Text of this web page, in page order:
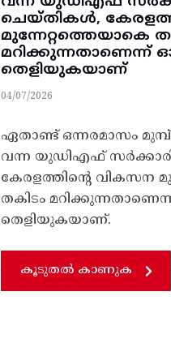
ചെയ്‌തികൾ,
മുന്നേറ്റത്തെയാകെ
മറിക്കുന്നതാണെന്ന്
തെളിയുകയാണ്
04/07/2026
ഏതാണ്ട്‌ ഒന്നരമാസം
വന്ന യുഡിഎഫ്‌
കേരളത്തിൻ്റെ വികസന
തകിടം
തെളിയുകയാണ്.
കൂടുതൽ കാണുക